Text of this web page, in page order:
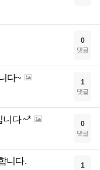
0
댓글
다~ 1
댓글
니다 ~* 0
댓글
니다. 1